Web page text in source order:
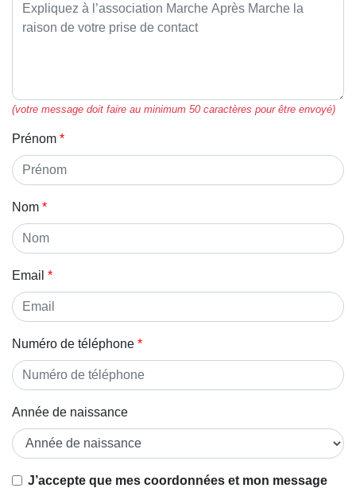
(votre message doit faire au minimum 50 caractères pour être envoyé)
Prénom
Nom
Email
Numéro de téléphone
Année de naissance
J’accepte que mes coordonnées et mon message